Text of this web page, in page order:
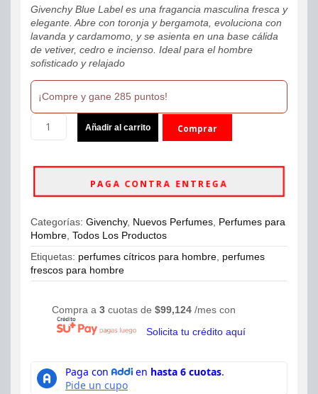
Givenchy Blue Label es una fragancia masculina fresca y
elegante. Abre con toronja y bergamota, evoluciona con
lavanda y cardamomo, y se asienta en una base cálida
de vetiver, cedro e incienso. Ideal para el hombre
sofisticado y relajado
¡Compre y gane 285 puntos!
Blue
100ml
cantidad
Añadir al carrito Comprar
PAGA CONTRA ENTREGA
Categorías: Givenchy, Nuevos Perfumes Perfumes para
Hombre Todos Los Productos
Etiquetas: perfumes cítricos para hombre perfumes
frescos para hombre
Compra a 3 cuotas de $99,124 /mes con
Solicita tu crédito aquí